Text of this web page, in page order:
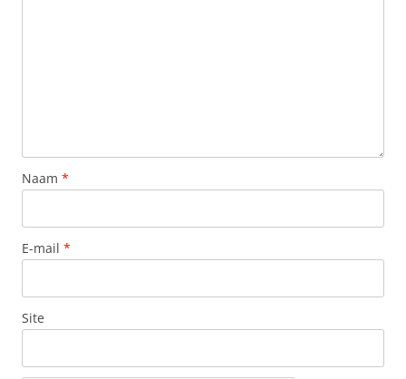
Naam *
E-mail *
Site